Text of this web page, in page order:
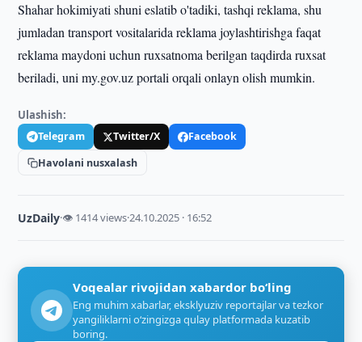
Shahar hokimiyati shuni eslatib o'tadiki, tashqi reklama, shu
jumladan transport vositalarida reklama joylashtirishga faqat
reklama maydoni uchun ruxsatnoma berilgan taqdirda ruxsat
beriladi, uni my.gov.uz portali orqali onlayn olish mumkin.
Ulashish:
Telegram Twitter/X
Facebook
Havolani nusxalash
UzDaily·👁 1414 views·24.10.2025 · 16:52
Voqealar rivojidan xabardor bo‘ling
Eng muhim xabarlar, eksklyuziv reportajlar va tezkor
yangiliklarni o‘zingizga qulay platformada kuzatib
boring.